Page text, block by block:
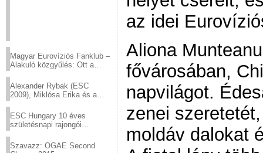
Magyar Eurovíziós Fanklub –
Alakuló közgyűlés: Ott a
Alexander Rybak (ESC
2009), Miklósa Erika és a
sztárjai a Margitszigeten
ESC Hungary 10 éves
születésnapi rajongói
Szavazz: OGAE Second
az idei
Aliona
fővárosában,
napvilágot.
zenei
moldáv dalokat